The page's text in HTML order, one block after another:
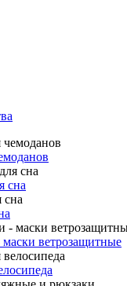
сна
ветрозащитные